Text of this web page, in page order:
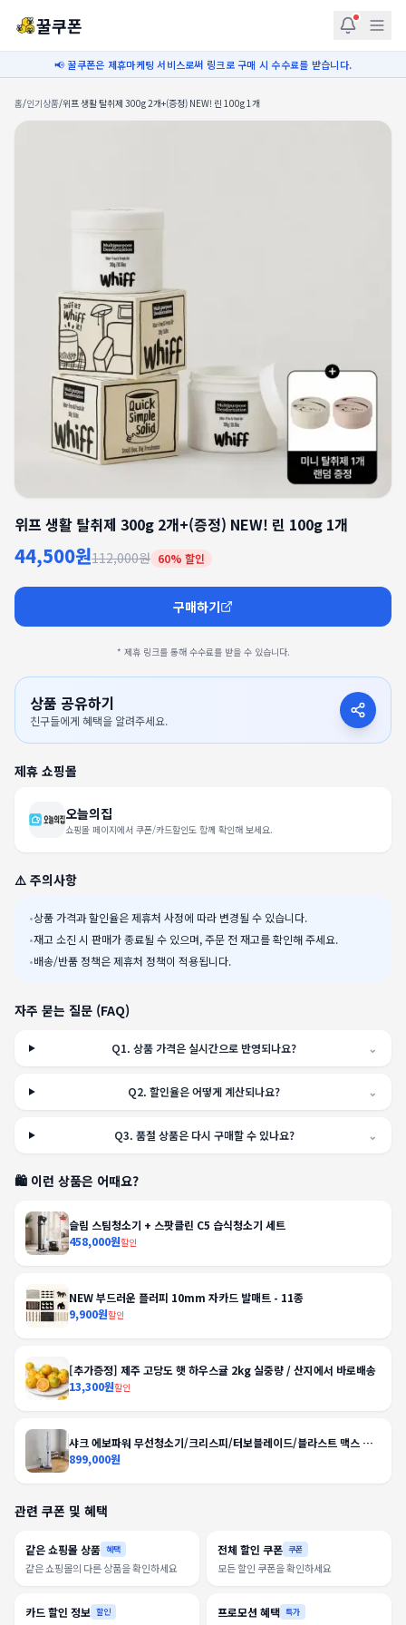
꿀쿠폰
📢 꿀쿠폰은 제휴마케팅 서비스로써 링크로 구매 시 수수료를 받습니다.
홈/인기상품/위프 생활 탈취제 300g 2개+(증정) NEW! 린 100g 1개
위프 생활 탈취제 300g 2개+(증정) NEW! 린 100g 1개
44,500원112,000원 60% 할인
구매하기
* 제휴 링크를 통해 수수료를 받을 수 있습니다.
상품 공유하기
친구들에게 혜택을 알려주세요.
제휴 쇼핑몰
오늘의집
쇼핑몰 페이지에서 쿠폰/카드할인도 함께 확인해 보세요.
⚠️ 주의사항
•상품 가격과 할인율은 제휴처 사정에 따라 변경될 수 있습니다.
•재고 소진 시 판매가 종료될 수 있으며, 주문 전 재고를 확인해 주세요.
•배송/반품 정책은 제휴처 정책이 적용됩니다.
자주 묻는 질문 (FAQ)
Q1.상품 가격은 실시간으로 반영되나요? ⌄
Q2.할인율은 어떻게 계산되나요? ⌄
Q3. 품절 상품은 다시 구매할 수 있나요? ⌄
🛍️ 이런 상품은 어때요?
슬림 스팀청소기 + 스팟클린 C5 습식청소기 세트
458,000원할인
NEW 부드러운 플러피 10mm 자카드 발매트 - 11종
9,900원할인
[추가증정] 제주 고당도 햇 하우스귤 2kg 실중량 / 산지에서 바로배송
13,300원할인
샤크 에보파워 무선청소기/크리스피/터보블레이드/블라스트 맥스 외
BEST
899,000원
관련 쿠폰 및 혜택
같은 쇼핑몰 상품 혜택
같은 쇼핑몰의 다른 상품을 확인하세요
전체 할인 쿠폰 쿠폰
모든 할인 쿠폰을 확인하세요
카드 할인 정보 할인 프로모션 혜택 특가